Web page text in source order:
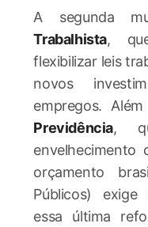
A segunda
Trabalhista,
flexibilizar leis
novos
empregos.
Previdência,
envelhecimento
orçamento
Públicos) exige
essa última